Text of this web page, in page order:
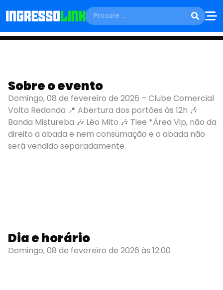
DOMINGO, 08 DE FEVEREIRO
CARNAFEIJÃO 2026
Rio de Janeiro - RJ
Sobre o evento
Domingo, 08 de fevereiro de 2026 – Clube Comercial
Volta Redonda 📍 Abertura dos portões às 12h 🎶
Banda Mistureba 🎶 Léo Mito 🎶 Tiee *Área Vip, não da
direito a abada e nem consumação e o abada não
será vendido separadamente.
Dia e horário
Domingo, 08 de fevereiro de 2026 às 12:00